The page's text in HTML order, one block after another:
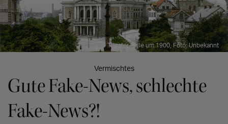
© Theater Halle um 1900, Foto: Unbekannt
Vermischtes
Gute Fake-News, schlechte
Fake-News?!